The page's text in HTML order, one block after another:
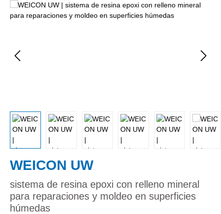
Omitir galería de imágenes
WEICON UW
sistema de resina epoxi con relleno mineral
para reparaciones y moldeo en superficies
húmedas